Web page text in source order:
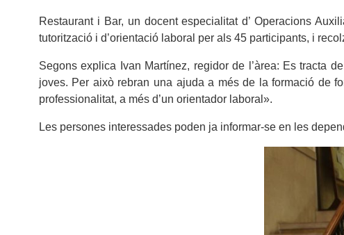
Restaurant i Bar, un docent especialitat d’ Operacions
tutorització i d’orientació laboral per als 45 participants, i
Segons explica Ivan Martínez, regidor de l’àrea: Es tracta
joves. Per això rebran una ajuda a més de la formació de
professionalitat, a més d’un orientador laboral».
Les persones interessades poden ja informar-se en les